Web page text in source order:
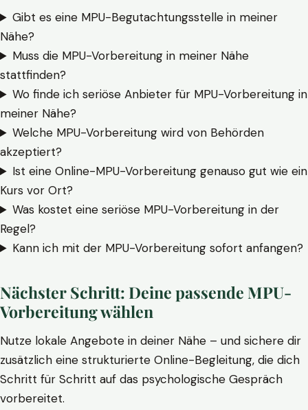
Gibt es eine MPU-Begutachtungsstelle in meiner
Nähe?
Muss die MPU-Vorbereitung in meiner Nähe
stattfinden?
Wo finde ich seriöse Anbieter für MPU-Vorbereitung in
meiner Nähe?
Welche MPU-Vorbereitung wird von Behörden
akzeptiert?
Ist eine Online-MPU-Vorbereitung genauso gut wie ein
Kurs vor Ort?
Was kostet eine seriöse MPU-Vorbereitung in der
Regel?
Kann ich mit der MPU-Vorbereitung sofort anfangen?
Nächster Schritt: Deine passende MPU-
Vorbereitung wählen
Nutze lokale Angebote in deiner Nähe – und sichere dir
zusätzlich eine strukturierte Online-Begleitung, die dich
Schritt für Schritt auf das psychologische Gespräch
vorbereitet.